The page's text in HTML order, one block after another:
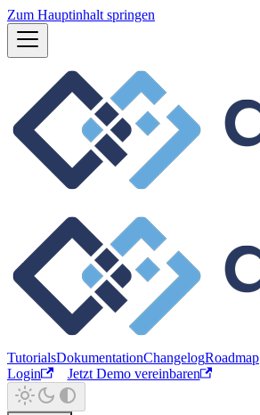
Zum Hauptinhalt springen
TutorialsDokumentationChangelogRoadmap
Login
Jetzt Demo vereinbaren